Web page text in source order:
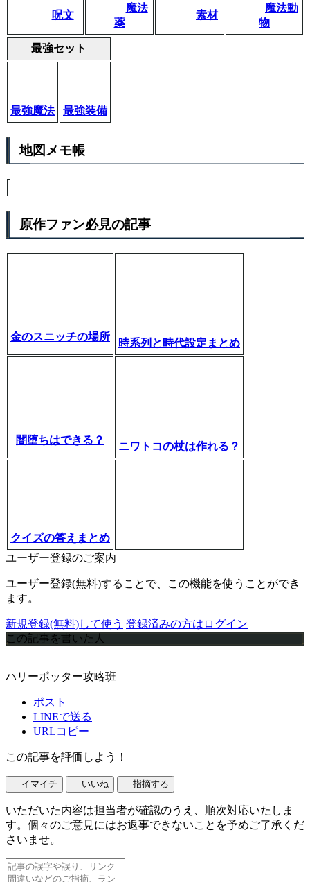
呪文
魔法
薬
素材
魔法動
物
最強セット
最強魔法 最強装備
地図メモ帳
原作ファン必見の記事
金のスニッチの場所
時系列と時代設定まとめ
闇堕ちはできる？
ニワトコの杖は作れる？
クイズの答えまとめ
ユーザー登録のご案内
ユーザー登録(無料)することで、この機能を使うことができ
ます。
新規登録(無料)して使う 登録済みの方はログイン
この記事を書いた人
ハリーポッター攻略班
ポスト
LINEで送る
URLコピー
この記事を評価しよう！
イマイチ いいね 指摘する
いただいた内容は担当者が確認のうえ、順次対応いたしま
す。個々のご意見にはお返事できないことを予めご了承くだ
さいませ。